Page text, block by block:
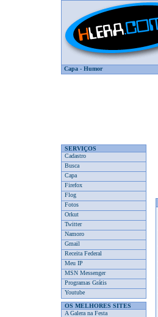
Capa - Humor
SERVIÇOS
Cadastro
Busca
Capa
Firefox
Flog
Fotos
Orkut
Twitter
Namoro
Gmail
Receita Federal
Meu IP
MSN Messenger
Programas Grátis
Youtube
OS MELHORES SITES
A Galera na Festa